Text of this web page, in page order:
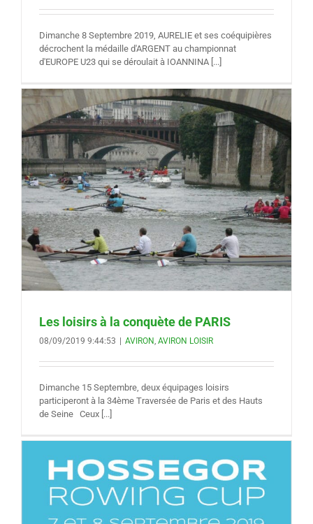
Dimanche 8 Septembre 2019, AURELIE et ses coéquipières
décrochent la médaille d'ARGENT au championnat
d'EUROPE U23 qui se déroulait à IOANNINA [...]
Les loisirs à la conquète de PARIS
08/09/2019 9:44:53 AVIRON, AVIRON LOISIR
Dimanche 15 Septembre, deux équipages loisirs
participeront à la 34ème Traversée de Paris et des Hauts
de Seine Ceux [...]